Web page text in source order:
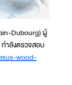
Dubourg) ผู้
ำลังตรวจสอบ
wood-